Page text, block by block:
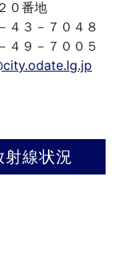
０番地
３－７０４８
９－７００５
射線状況